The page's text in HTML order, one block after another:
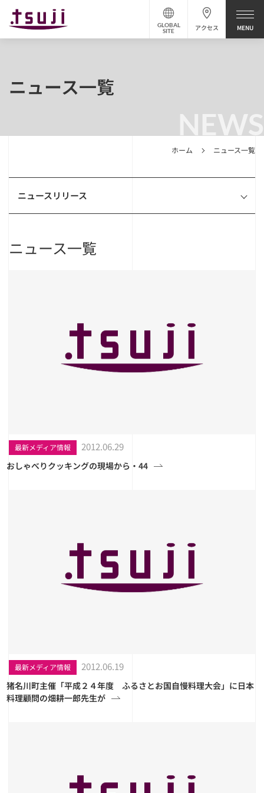
アクセス
GLOBAL
SITE
NEWS
ホーム ニュース一覧
ニュース一覧
ニュースリリース
ニュース一覧
最新メディア情報 2012.06.29
おしゃべりクッキングの現場から・44
最新メディア情報 2012.06.19
猪名川町主催「平成２４年度 ふるさとお国自慢料理大会」に日本
料理顧問の畑耕一郎先生が